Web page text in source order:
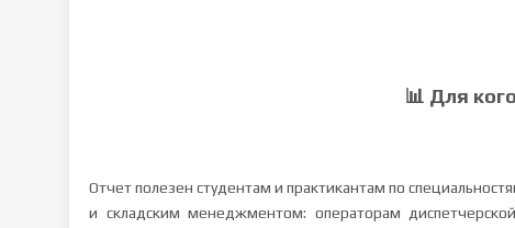
📊 Для
Отчет полезен студентам и практикантам по
и складским менеджментом: операторам